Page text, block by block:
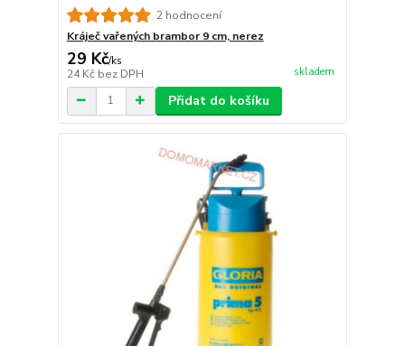
2 hodnocení
Kráječ vařených brambor 9 cm, nerez
29 Kč/ks
24 Kč bez DPH skladem
Přidat do košíku